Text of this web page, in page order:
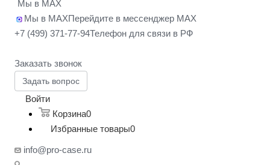
Мы в MAX
Мы в MAXПерейдите в мессенджер MAX
+7 (499) 371-77-94Телефон для связи в РФ
Заказать звонок
Задать вопрос
Войти
Корзина0
Избранные товары0
info@pro-case.ru